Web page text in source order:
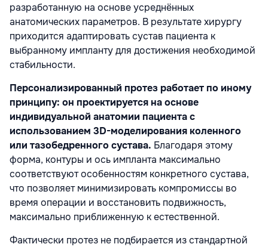
разработанную на основе усреднённых
анатомических параметров. В результате хирургу
приходится адаптировать сустав пациента к
выбранному импланту для достижения необходимой
стабильности.
Персонализированный протез работает по иному
принципу: он проектируется на основе
индивидуальной анатомии пациента с
использованием 3D-моделирования коленного
или тазобедренного сустава. Благодаря этому
форма, контуры и ось импланта максимально
соответствуют особенностям конкретного сустава,
что позволяет минимизировать компромиссы во
время операции и восстановить подвижность,
максимально приближенную к естественной.
Фактически протез не подбирается из стандартной